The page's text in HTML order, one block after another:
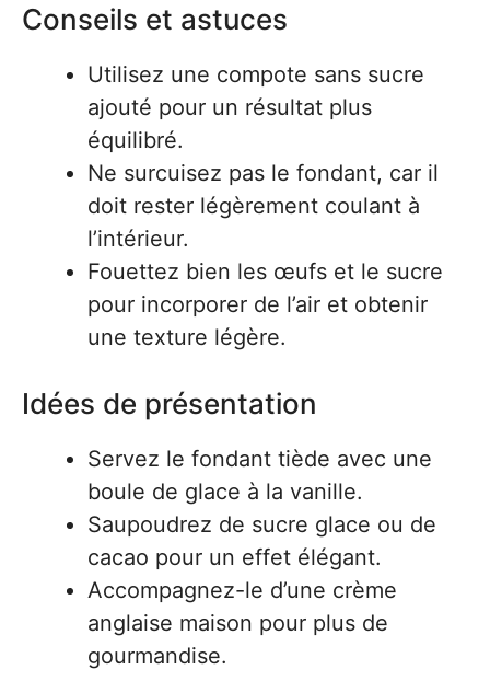
Conseils et astuces
Utilisez une compote sans sucre
ajouté pour un résultat plus
équilibré.
Ne surcuisez pas le fondant, car il
doit rester légèrement coulant à
l’intérieur.
Fouettez bien les œufs et le sucre
pour incorporer de l’air et obtenir
une texture légère.
Idées de présentation
Servez le fondant tiède avec une
boule de glace à la vanille.
Saupoudrez de sucre glace ou de
cacao pour un effet élégant.
Accompagnez-le d’une crème
anglaise maison pour plus de
gourmandise.